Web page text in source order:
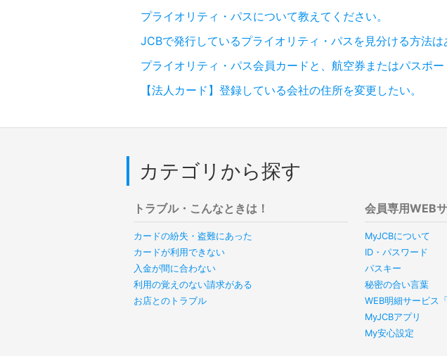
プライオリティ・パスについて教えてください。
JCBで発行しているプライオリティ・パスを見分ける方法は
プライオリティ・パス会員カードと、航空券またはパスポ
【法人カード】登録している会社の住所を変更したい。
カテゴリから探す
トラブル・こんなときは！
カードの紛失・盗難にあった
カードが利用できない
入金が間に合わない
利用の覚えのない請求がある
お店とのトラブル
会員専用WEB
MyJCBについて
ID・パスワード
パスキー
秘密の合い言葉
WEB明細サービス
MyJCBアプリ
My安心設定